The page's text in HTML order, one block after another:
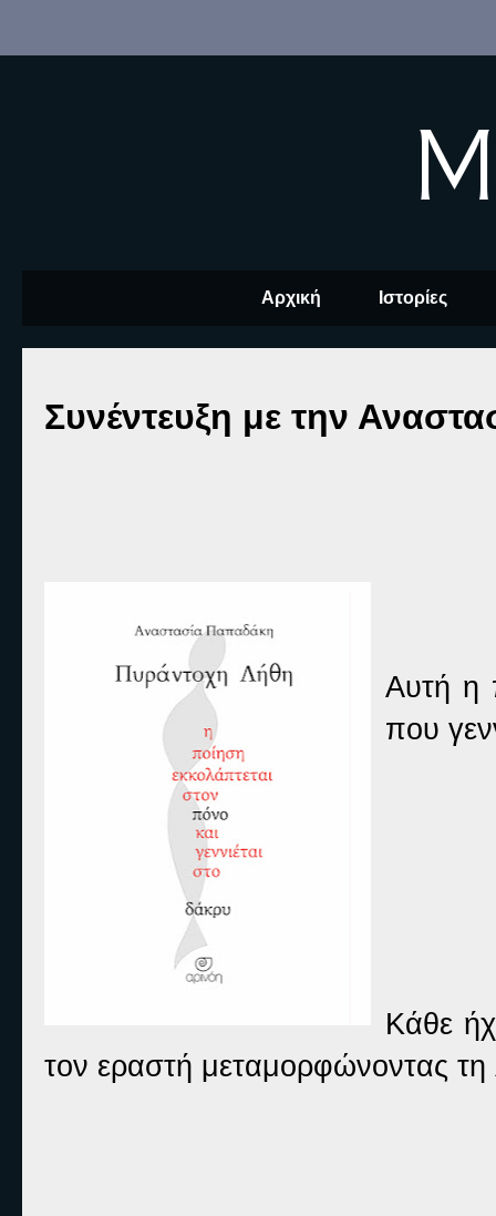
Αρχική Ιστορίες
Συνέντευξη με την
Αυτή η
που
Κάθε
τον εραστή μεταμορφώνοντας τη